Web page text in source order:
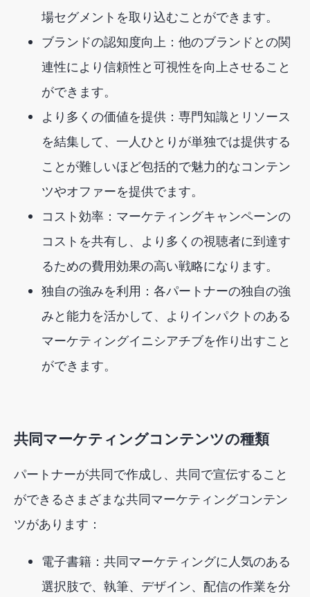
場セグメントを取り込むことができます。
ブランドの認知度向上：他のブランドとの関
連性により信頼性と可視性を向上させること
ができます。
より多くの価値を提供：専門知識とリソース
を結集して、一人ひとりが単独では提供する
ことが難しいほど包括的で魅力的なコンテン
ツやオファーを提供でます。
コスト効率：マーケティングキャンペーンの
コストを共有し、より多くの視聴者に到達す
るための費用効果の高い戦略になります。
独自の強みを利用：各パートナーの独自の強
みと能力を活かして、よりインパクトのある
マーケティングイニシアチブを作り出すこと
ができます。
共同マーケティングコンテンツの種類
パートナーが共同で作成し、共同で宣伝すること
ができるさまざまな共同マーケティングコンテン
ツがあります：
電子書籍：共同マーケティングに人気のある
選択肢で、執筆、デザイン、配信の作業を分